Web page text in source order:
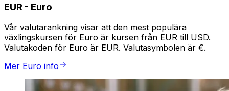
EUR - Euro
Vår valutarankning visar att den mest populära
växlingskursen för Euro är kursen från EUR till USD.
Valutakoden för Euro är EUR. Valutasymbolen är €.
Mer Euro info